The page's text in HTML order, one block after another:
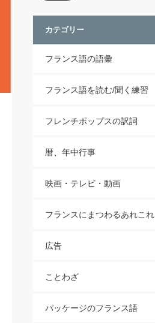
カテゴリー
フランス語の語彙
フランス語を読む/聞く練習
フレンチポップスの訳詞
暦、年中行事
映画・テレビ・動画
フランスにまつわるあれこれ
広告
ことわざ
パッケージのフランス語